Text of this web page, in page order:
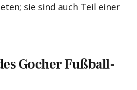
sie sind auch Teil einer
Gocher Fußball-